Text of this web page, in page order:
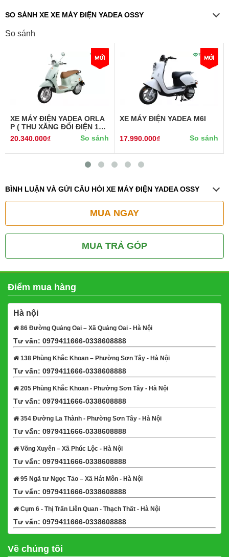
SO SÁNH XE XE MÁY ĐIỆN YADEA OSSY
So sánh
XE MÁY ĐIỆN YADEA ORLA
P ( THU XĂNG ĐỔI ĐIỆN 10%
)
20.340.000₫ So sánh
XE MÁY ĐIỆN YADEA M6I
17.990.000₫ So sánh
BÌNH LUẬN VÀ GỬI CÂU HỎI XE MÁY ĐIỆN YADEA OSSY
MUA NGAY
MUA TRẢ GÓP
Điểm mua hàng
Hà nội
86 Đường Quảng Oai – Xã Quảng Oai - Hà Nội
Tư vấn: 0979411666-0338608888
138 Phùng Khắc Khoan – Phường Sơn Tây - Hà Nội
Tư vấn: 0979411666-0338608888
205 Phùng Khắc Khoan - Phường Sơn Tây - Hà Nội
Tư vấn: 0979411666-0338608888
354 Đường La Thành - Phường Sơn Tây - Hà Nội
Tư vấn: 0979411666-0338608888
Võng Xuyên – Xã Phúc Lộc - Hà Nội
Tư vấn: 0979411666-0338608888
95 Ngã tư Ngọc Tảo – Xã Hát Môn - Hà Nội
Tư vấn: 0979411666-0338608888
Cụm 6 - Thị Trấn Liên Quan - Thạch Thất - Hà Nội
Tư vấn: 0979411666-0338608888
Về chúng tôi